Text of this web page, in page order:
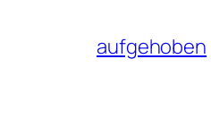
aufgehoben